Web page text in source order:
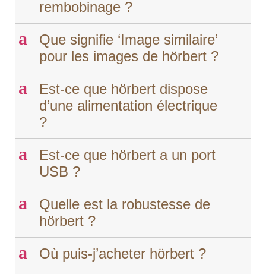
rembobinage ?
a
Que signifie ‘Image similaire’
pour les images de hörbert ?
a
Est-ce que hörbert dispose
d’une alimentation électrique
?
a
Est-ce que hörbert a un port
USB ?
a
Quelle est la robustesse de
hörbert ?
a Où puis-j’acheter hörbert ?